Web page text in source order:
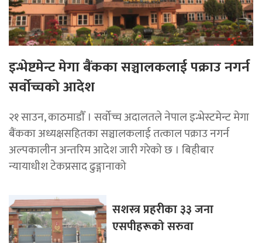
इन्भेष्टमेन्ट मेगा बैंकका सञ्चालकलाई पक्राउ नगर्न
सर्वोच्चको आदेश
२१ साउन, काठमाडाैँ । सर्वोच्च अदालतले नेपाल इन्भेस्टमेन्ट मेगा
बैंकका अध्यक्षसहितका सञ्चालकलाई तत्काल पक्राउ नगर्न
अल्पकालीन अन्तरिम आदेश जारी गरेको छ । बिहीबार
न्यायाधीश टेकप्रसाद ढुङ्गानाको
सशस्त्र प्रहरीका ३३ जना
एसपीहरूको सरुवा